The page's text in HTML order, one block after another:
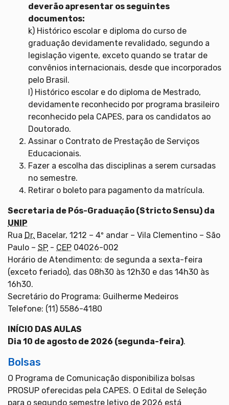
deverão apresentar os seguintes
documentos:
k) Histórico escolar e diploma do curso de
graduação devidamente revalidado, segundo a
legislação vigente, exceto quando se tratar de
convênios internacionais, desde que incorporados
pelo Brasil.
l) Histórico escolar e do diploma de Mestrado,
devidamente reconhecido por programa brasileiro
reconhecido pela CAPES, para os candidatos ao
Doutorado.
Assinar o Contrato de Prestação de Serviços
Educacionais.
Fazer a escolha das disciplinas a serem cursadas
no semestre.
Retirar o boleto para pagamento da matrícula.
Secretaria de Pós-Graduação (Stricto Sensu) da
UNIP
Rua Dr. Bacelar, 1212 – 4º andar – Vila Clementino – São
Paulo – SP - CEP 04026-002
Horário de Atendimento: de segunda a sexta-feira
(exceto feriado), das 08h30 às 12h30 e das 14h30 às
16h30.
Secretário do Programa: Guilherme Medeiros
Telefone: (11) 5586-4180
INÍCIO DAS AULAS
Dia 10 de agosto de 2026 (segunda-feira).
Bolsas
O Programa de Comunicação disponibiliza bolsas
PROSUP oferecidas pela CAPES. O Edital de Seleção
para o segundo semestre letivo de 2026 está